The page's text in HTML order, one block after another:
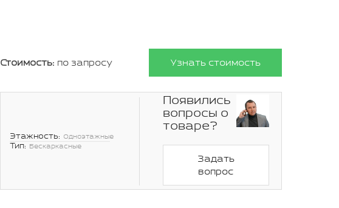
Стоимость: по запросу Узнать стоимость
Этажность: Одноэтажные
Тип: Бескаркасные
Появились
вопросы о
товаре?
Задать
вопрос